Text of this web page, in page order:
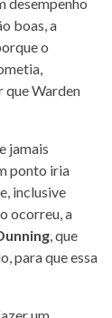
boas, a
o
que Warden
jamais
ponto iria
inclusive
ocorreu, a
, que
para que essa